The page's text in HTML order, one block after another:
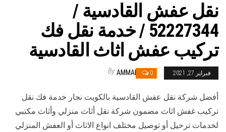
نقل عفش القادسية /
52227344 / خدمة نقل فك
تركيب عفش اثاث القادسية
فبراير 27, 2021 0
By AMMAR
أفضل شركة نقل عفش القادسية بالكويت نجار خدمة فك نقل
تركيب غفش اثاث مضمون شركة نقل أثاث منزلي وأثاث مكتبي
لخدمات ترحيل أو توصيل مختلف انواع الاثاث أو العفش المنزلي